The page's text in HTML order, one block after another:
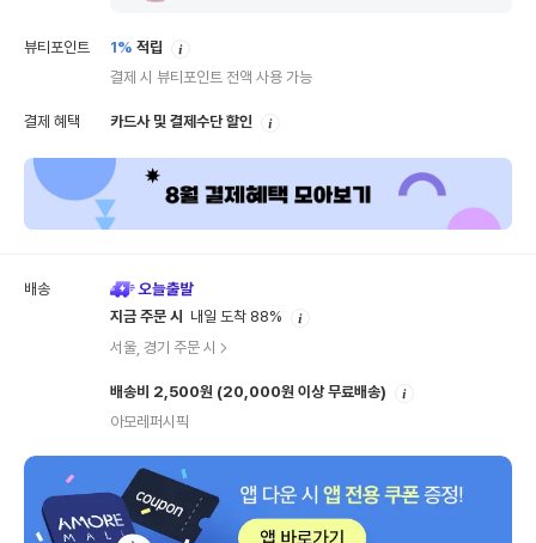
뷰티포인트 1% 적립
결제 시 뷰티포인트 전액 사용 가능
결제 혜택 카드사 및 결제수단 할인
배송
지금 주문 시
내일 도착 88%
서울, 경기 주문 시
배송비 2,500원 (20,000원 이상 무료배송)
아모레퍼시픽